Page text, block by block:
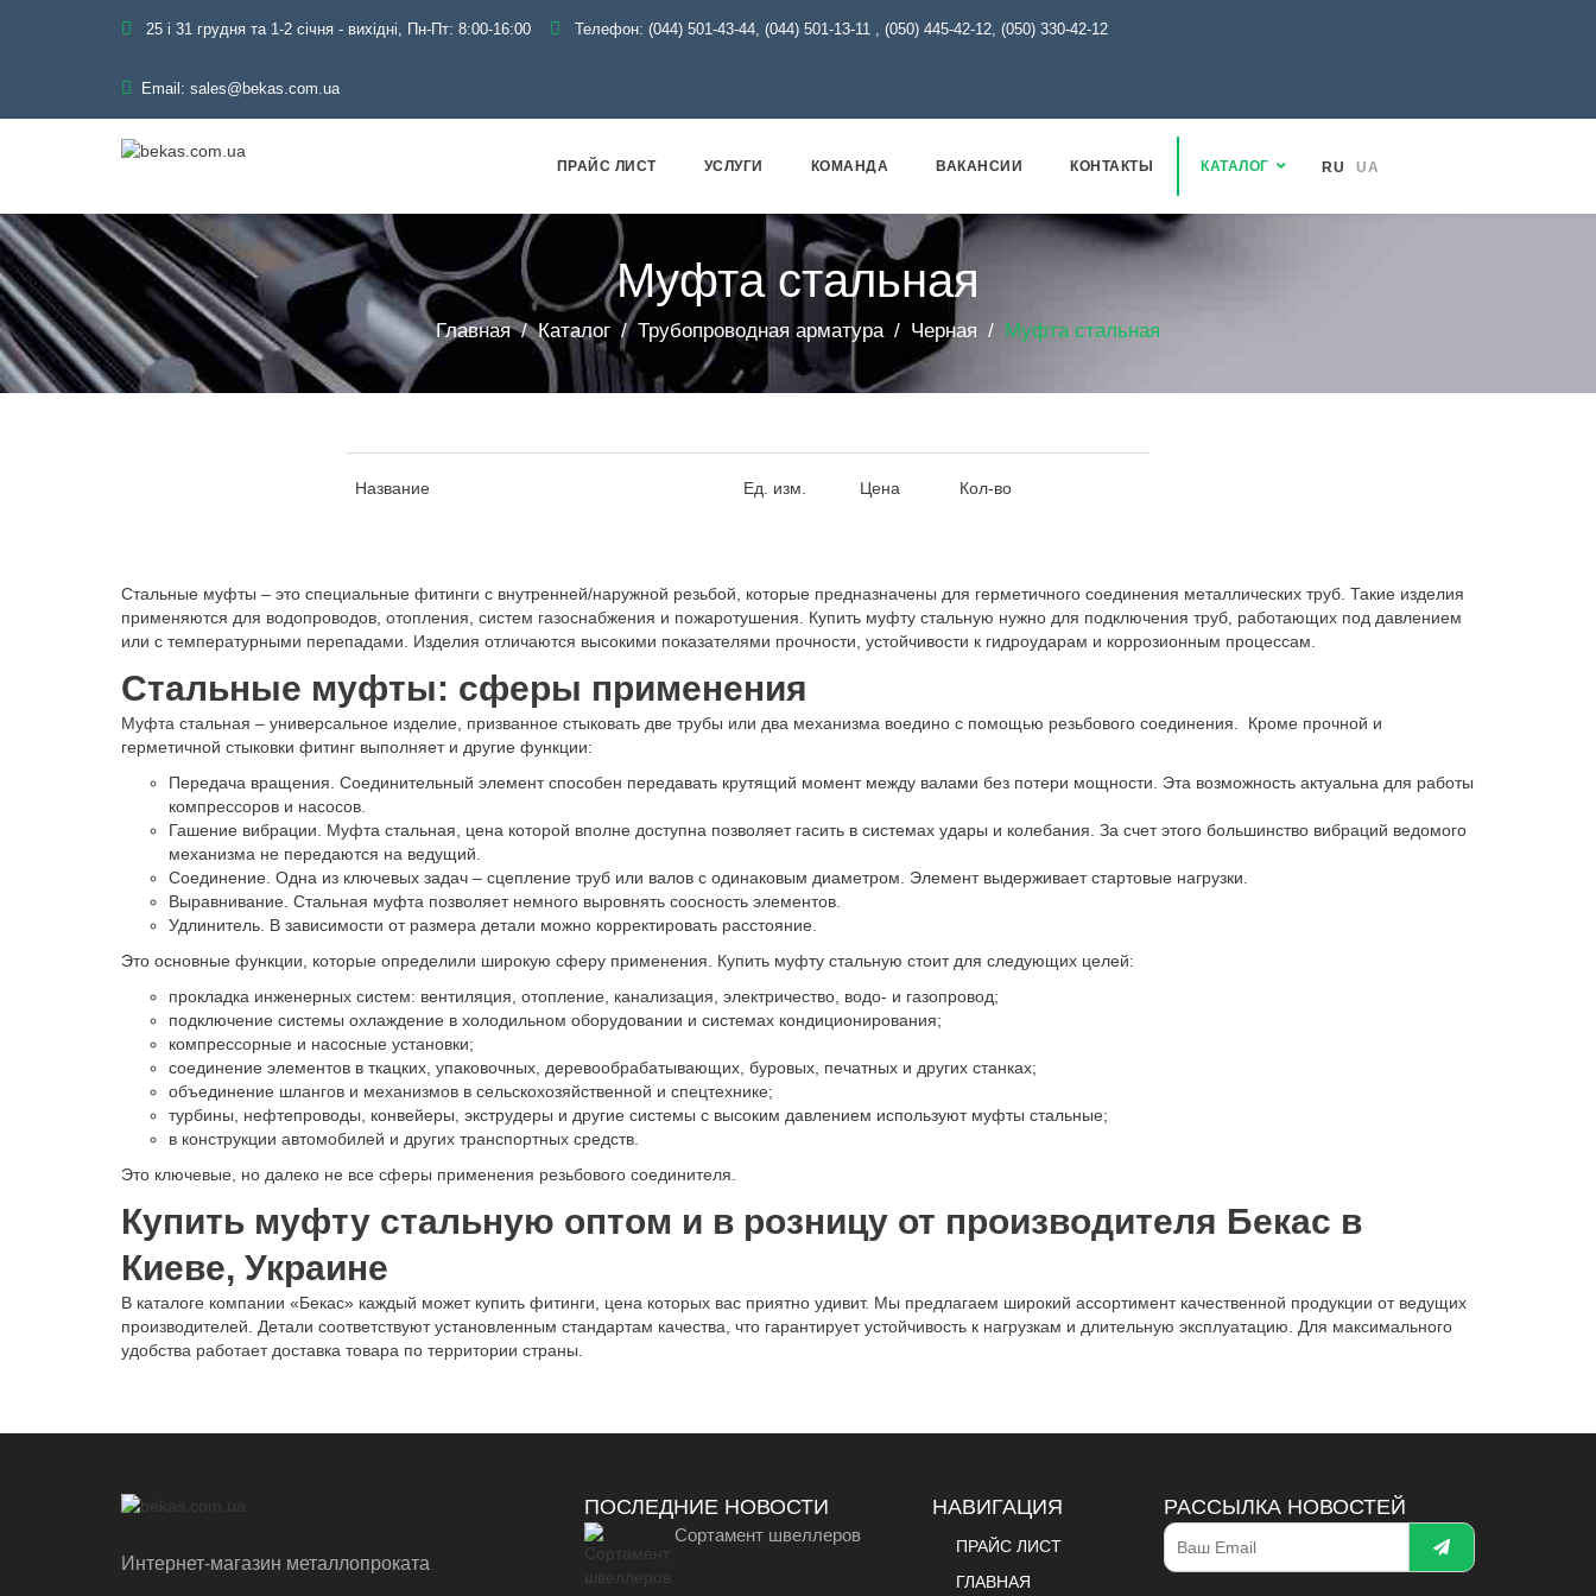
25 і 31 грудня та 1-2 січня - вихідні, Пн-Пт: 8:00-16:00 Телефон: (044) 501-43-44, (044) 501-13-11 , (050) 445-42-12, (050) 330-42-12
Email: sales@bekas.com.ua
ПРАЙС ЛИСТ УСЛУГИ КОМАНДА ВАКАНСИИ КОНТАКТЫ КАТАЛОГ RU UA
Муфта стальная
Главная Каталог Трубопроводная арматура Черная Муфта стальная
Название Ед. изм. Цена Кол-во
Стальные муфты – это специальные фитинги с внутренней/наружной резьбой, которые предназначены для герметичного соединения металлических труб. Такие изделия
применяются для водопроводов, отопления, систем газоснабжения и пожаротушения. Купить муфту стальную нужно для подключения труб, работающих под давлением
или с температурными перепадами. Изделия отличаются высокими показателями прочности, устойчивости к гидроударам и коррозионным процессам.
Стальные муфты: сферы применения
Муфта стальная – универсальное изделие, призванное стыковать две трубы или два механизма воедино с помощью резьбового соединения. Кроме прочной и
герметичной стыковки фитинг выполняет и другие функции:
Передача вращения. Соединительный элемент способен передавать крутящий момент между валами без потери мощности. Эта возможность актуальна для работы
компрессоров и насосов.
Гашение вибрации. Муфта стальная, цена которой вполне доступна позволяет гасить в системах удары и колебания. За счет этого большинство вибраций ведомого
механизма не передаются на ведущий.
Соединение. Одна из ключевых задач – сцепление труб или валов с одинаковым диаметром. Элемент выдерживает стартовые нагрузки.
Выравнивание. Стальная муфта позволяет немного выровнять соосность элементов.
Удлинитель. В зависимости от размера детали можно корректировать расстояние.
Это основные функции, которые определили широкую сферу применения. Купить муфту стальную стоит для следующих целей:
прокладка инженерных систем: вентиляция, отопление, канализация, электричество, водо- и газопровод;
подключение системы охлаждение в холодильном оборудовании и системах кондиционирования;
компрессорные и насосные установки;
соединение элементов в ткацких, упаковочных, деревообрабатывающих, буровых, печатных и других станках;
объединение шлангов и механизмов в сельскохозяйственной и спецтехнике;
турбины, нефтепроводы, конвейеры, экструдеры и другие системы с высоким давлением используют муфты стальные;
в конструкции автомобилей и других транспортных средств.
Это ключевые, но далеко не все сферы применения резьбового соединителя.
Купить муфту стальную оптом и в розницу от производителя Бекас в
Киеве, Украине
В каталоге компании «Бекас» каждый может купить фитинги, цена которых вас приятно удивит. Мы предлагаем широкий ассортимент качественной продукции от ведущих
производителей. Детали соответствуют установленным стандартам качества, что гарантирует устойчивость к нагрузкам и длительную эксплуатацию. Для максимального
удобства работает доставка товара по территории страны.
Интернет-магазин металлопроката
ПОСЛЕДНИЕ НОВОСТИ
Сортамент швеллеров
НАВИГАЦИЯ
ПРАЙС ЛИСТ
ГЛАВНАЯ
РАССЫЛКА НОВОСТЕЙ